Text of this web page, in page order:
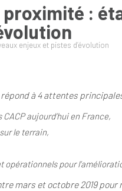
:
enjeux et pistes d’évolution
à 4 attentes
aujourd’hui en France,
sur le terrain,
opérationnels pour
mars et octobre 2019 pour